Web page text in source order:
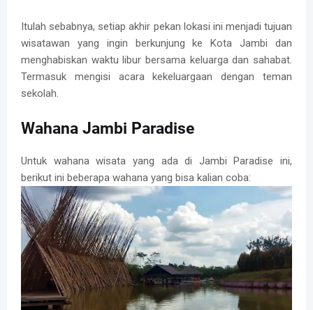
Itulah sebabnya, setiap akhir pekan lokasi ini menjadi tujuan
wisatawan yang ingin berkunjung ke Kota Jambi dan
menghabiskan waktu libur bersama keluarga dan sahabat.
Termasuk mengisi acara kekeluargaan dengan teman
sekolah.
Wahana Jambi Paradise
Untuk wahana wisata yang ada di Jambi Paradise ini,
berikut ini beberapa wahana yang bisa kalian coba: